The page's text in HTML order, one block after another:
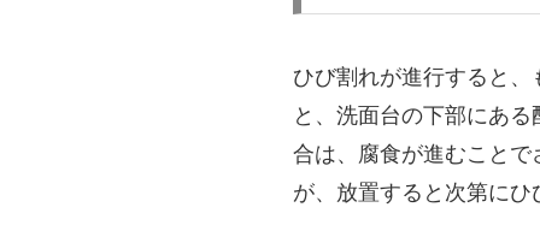
ひび割れが進行すると
と、洗面台の下部にあ
合は、腐食が進むこと
が、放置すると次第に